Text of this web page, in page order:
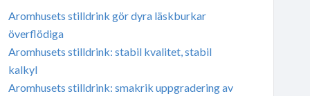
Aromhusets stilldrink gör dyra läskburkar
överflödiga
Aromhusets stilldrink: stabil kvalitet, stabil
kalkyl
Aromhusets stilldrink: smakrik uppgradering av